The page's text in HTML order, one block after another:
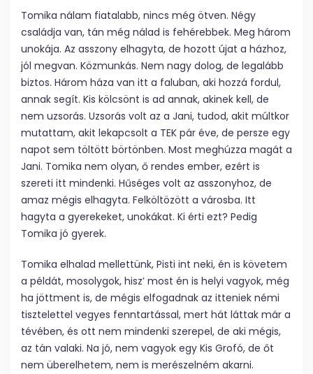
Tomika nálam fiatalabb, nincs még ötven. Négy
családja van, tán még nálad is fehérebbek. Meg három
unokája. Az asszony elhagyta, de hozott újat a házhoz,
jól megvan. Közmunkás. Nem nagy dolog, de legalább
biztos. Három háza van itt a faluban, aki hozzá fordul,
annak segít. Kis kölcsönt is ad annak, akinek kell, de
nem uzsorás. Uzsorás volt az a Jani, tudod, akit múltkor
mutattam, akit lekapcsolt a TEK pár éve, de persze egy
napot sem töltött börtönben. Most meghúzza magát a
Jani. Tomika nem olyan, ő rendes ember, ezért is
szereti itt mindenki. Hűséges volt az asszonyhoz, de
amaz mégis elhagyta. Felköltözött a városba. Itt
hagyta a gyerekeket, unokákat. Ki érti ezt? Pedig
Tomika jó gyerek.
Tomika elhalad mellettünk, Pisti int neki, én is követem
a példát, mosolygok, hisz’ most én is helyi vagyok, még
ha jöttment is, de mégis elfogadnak az itteniek némi
tisztelettel vegyes fenntartással, mert hát láttak már a
tévében, és ott nem mindenki szerepel, de aki mégis,
az tán valaki. Na jó, nem vagyok egy Kis Grofó, de őt
nem überelhetem, nem is merészelném akarni.